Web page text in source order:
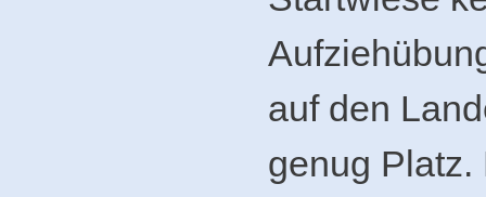
auf den
genug Platz.